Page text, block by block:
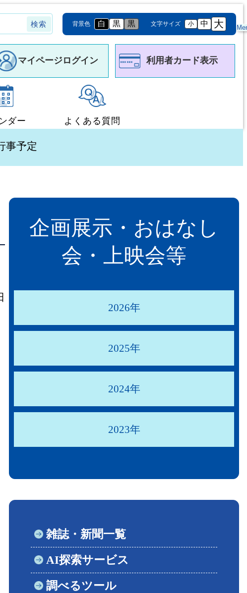
背景色 白 黒 黒 文字サイズ 小 中 大
マイページログイン 利用者カード表示
ダー よくある質問
事予定
企画展示・おはなし
会・上映会等
2026年
2025年
2024年
2023年
雑誌・新聞一覧
AI探索サービス
調べるツール